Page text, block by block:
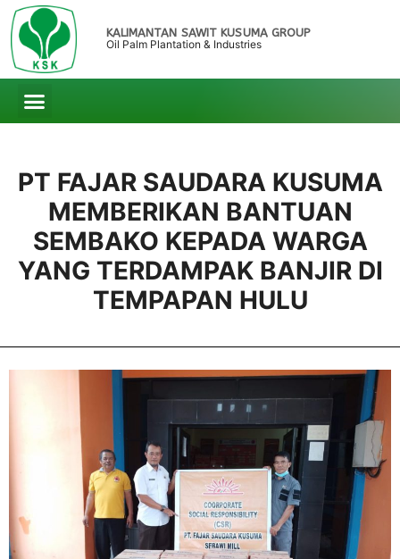
KALIMANTAN SAWIT KUSUMA GROUP
Oil Palm Plantation & Industries
PT FAJAR SAUDARA KUSUMA
MEMBERIKAN BANTUAN
SEMBAKO KEPADA WARGA
YANG TERDAMPAK BANJIR DI
TEMPAPAN HULU